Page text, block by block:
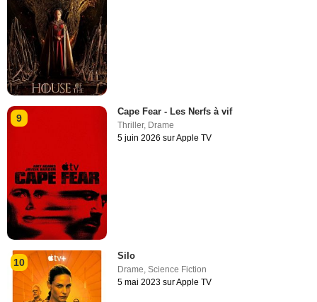
9
Cape Fear - Les Nerfs à vif
Thriller, Drame
5 juin 2026 sur Apple TV
10
Silo
Drame ,Science Fiction
5 mai 2023 sur Apple TV